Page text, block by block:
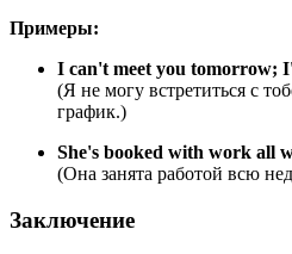
Примеры:
I can't meet you tomorrow;
(Я не могу встретиться с
график.)
She's booked with work all
(Она занята работой всю
Заключение